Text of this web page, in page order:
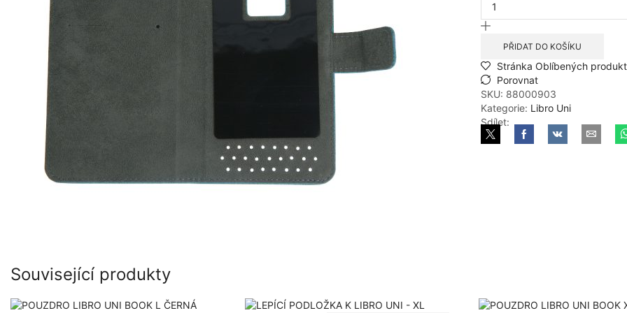
K
UNI
XXL
množství
PŘIDAT DO KOŠÍKU
Stránka Oblíbených
Porovnat
SKU: 88000903
Kategorie: Libro Uni
Sdílet:
Související produkty